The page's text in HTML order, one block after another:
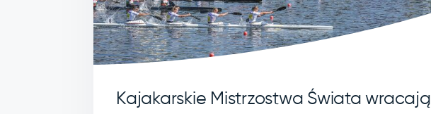
Kajakarskie Mistrzostwa Świata wracają